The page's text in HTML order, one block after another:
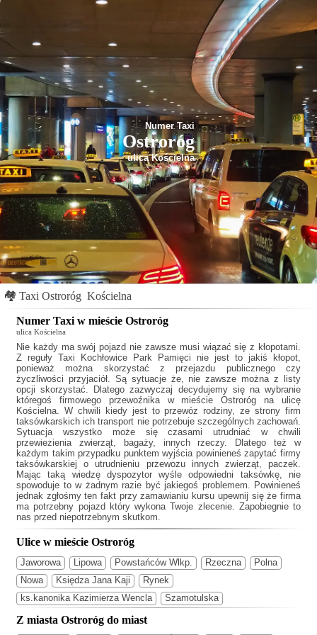
Numer Taxi
Ostroróg
ulica Kościelna
🏘 Taxi Ostroróg Kościelna
Numer Taxi w mieście Ostroróg
ulica Kościelna
Nie każdy ma swój pojazd nie zawsze musi wiązać się z kłopotami.
Z reguły Taxi Kochłowice Park Pamięci
nie jest to jakiś kłopot,
ponieważ można skorzystać z przejazdu publicznego czy
życzliwości przyjaciół. Są sytuacje że, nie zawsze można z listy
opcji skorzystać. Dlatego zazwyczaj decydujemy się na wybranie
któregoś firmowego przewoźnika w mieście Ostroróg na ulicę
Kościelna. W chwili kiedy jest to przewóz rodziny, ze strony firm
taksówkarskich ich transport nie potrzebuje szczególnych zachowań.
Sytuacja wszystko może się czasami utrudniać w chwili
przewiezienia zwierząt, bagaży, innych rzeczy. Dlatego też w
każdym takim przypadku punktem wyjścia powinieneś zapytać firmy
taksówkarskiej o utrudnieniu przewozu innych zwierząt, paczek.
Mając taką wiedzę dyspozytor wyśle odpowiedni taksówkę, nie
spowoduje to w żadnym razie być jakiegoś problemem. Powinieneś
jednak zgłośmy ten fakt przy zamawianiu kursu upewnij się że firma
ma potrzebny pojazd który wykona Twoje zlecenie. Zapobiegnie to
nas przed niepotrzebnym skutkom.
Ulice w mieście Ostroróg
Jaworowa Lipowa Powstańców Wlkp. Rzeczna
Polna
Nowa
Księdza Jana Kaji
Rynek
ks.kanonika Kazimierza Wencla
Szamotulska
Z miasta Ostroróg do miast